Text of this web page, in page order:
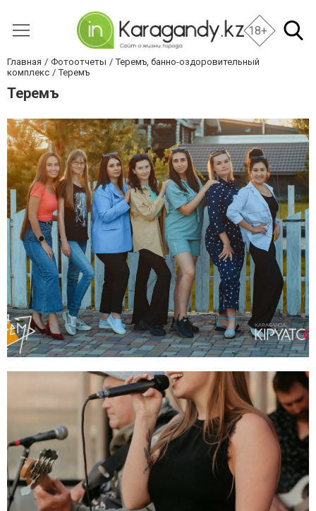
18+
Главная Фотоотчеты
Теремъ, банно-оздоровительный
комплекс
Теремъ
Теремъ